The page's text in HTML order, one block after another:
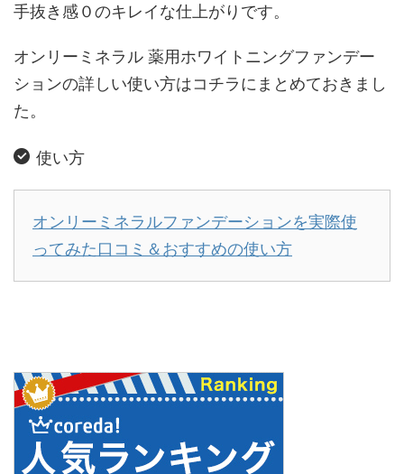
手抜き感０のキレイな仕上がりです。
オンリーミネラル 薬用ホワイトニングファンデー
ションの詳しい使い方はコチラにまとめておきまし
た。
使い方
オンリーミネラルファンデーションを実際使
ってみた口コミ＆おすすめの使い方